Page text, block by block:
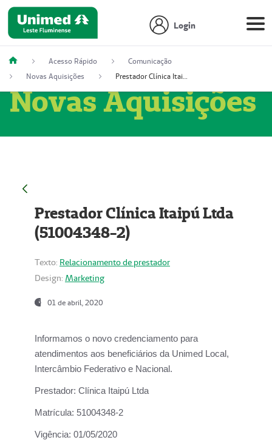
Login
Acesso Rápido
Comunicação
Novas Aquisições
Prestador Clínica Itaipú Ltda (51004348-2)
Novas Aquisições
Prestador Clínica Itaipú Ltda
(51004348-2)
Texto: Relacionamento de prestador
Design: Marketing
01 de abril, 2020
Informamos o novo credenciamento para
atendimentos aos beneficiários da Unimed Local,
Intercâmbio Federativo e Nacional.
Prestador: Clínica Itaipú Ltda
Matrícula: 51004348-2
Vigência: 01/05/2020